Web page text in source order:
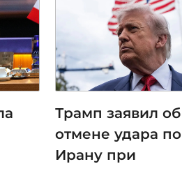
Трамп заявил об
отмене удара по
Ирану при